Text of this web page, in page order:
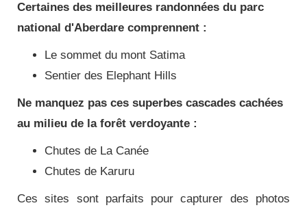
Certaines des meilleures randonnées du parc
national d'Aberdare comprennent :
Le sommet du mont Satima
Sentier des Elephant Hills
Ne manquez pas ces superbes cascades cachées
au milieu de la forêt verdoyante :
Chutes de La Canée
Chutes de Karuru
Ces sites sont parfaits pour capturer des photos